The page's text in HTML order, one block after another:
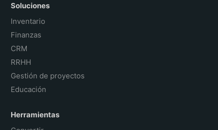
Soluciones
Inventario
Finanzas
CRM
RRHH
Gestión de proyectos
Educación
Herramientas